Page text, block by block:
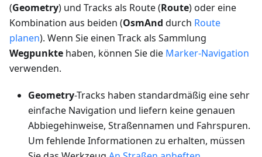
(Geometry) und Tracks als Route (Route) oder eine
Kombination aus beiden (OsmAnd durch Route
planen). Wenn Sie einen Track als Sammlung
Wegpunkte haben, können Sie die Marker-Navigation
verwenden.
Geometry-Tracks haben standardmäßig eine sehr
einfache Navigation und liefern keine genauen
Abbiegehinweise, Straßennamen und Fahrspuren.
Um fehlende Informationen zu erhalten, müssen